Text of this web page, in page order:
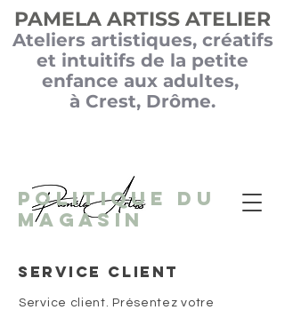
PAMELA ARTISS ATELIER
Ateliers artistiques, créatifs
et intuitifs de la petite
enfance aux adultes,
à Crest, Drôme.
Politique du
magasi n
Service client
Service client. Présentez votre